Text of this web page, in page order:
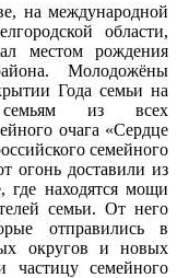
на международной
области,
местом рождения
Молодожёны
Года семьи на
семьям из всех
очага «Сердце
семейного
огонь доставили из
где находятся мощи
семьи. От него
отправились в
округов и новых
частицу семейного